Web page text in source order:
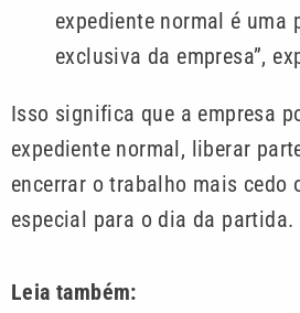
expediente normal é uma
exclusiva da empresa”,
Isso significa que a empresa
expediente normal, liberar
encerrar o trabalho mais cedo
especial para o dia da partida.
Leia também: